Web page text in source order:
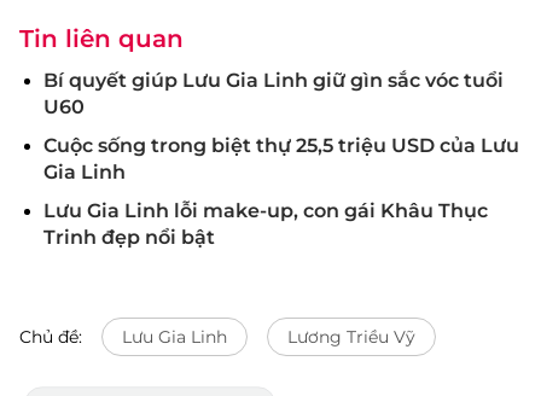
Tin liên quan
Bí quyết giúp Lưu Gia Linh giữ gìn sắc vóc tuổi
U60
Cuộc sống trong biệt thự 25,5 triệu USD của Lưu
Gia Linh
Lưu Gia Linh lỗi make-up, con gái Khâu Thục
Trinh đẹp nổi bật
Chủ đề: Lưu Gia Linh Lương Triều Vỹ